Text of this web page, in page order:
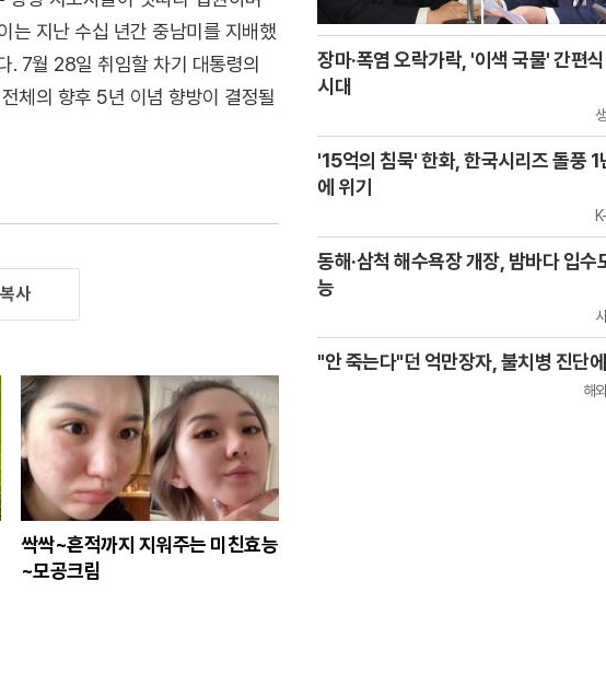
는 지난 수십 년간 중남미를 지배했
. 7월 28일 취임할 차기 대통령의
체의 향후 5년 이념 향방이 결정될
사
싹싹~흔적까지 지워주는 미친효능
~모공크림
장마·폭염 오락가락, '이색 국물' 간편
시대
'15억의 침묵' 한화, 한국시리즈 돌풍 1
에 위기
동해·삼척 해수욕장 개장, 밤바다 입수
능
"안 죽는다"던 억만장자, 불치병 진단
해